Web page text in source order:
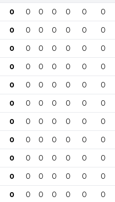
0 0 0 0 0 0 0
0 0 0 0 0 0 0
0 0 0 0 0 0 0
0 0 0 0 0 0 0
0 0 0 0 0 0 0
0 0 0 0 0 0 0
0 0 0 0 0 0 0
0 0 0 0 0 0 0
0 0 0 0 0 0 0
0 0 0 0 0 0 0
0 0 0 0 0 0 0